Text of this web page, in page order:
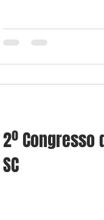
2º Congresso
SC